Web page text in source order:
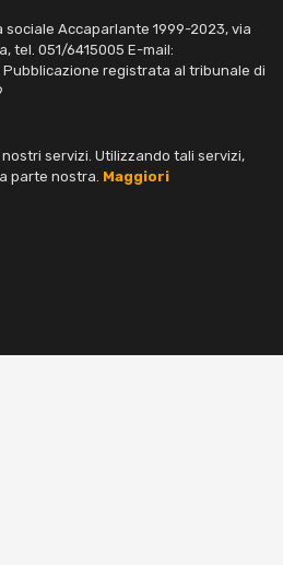
Accaparlante 1999-2023, via
tel. 051/6415005 E-mail:
registrata al tribunale di
servizi. Utilizzando tali servizi,
parte nostra. Maggiori